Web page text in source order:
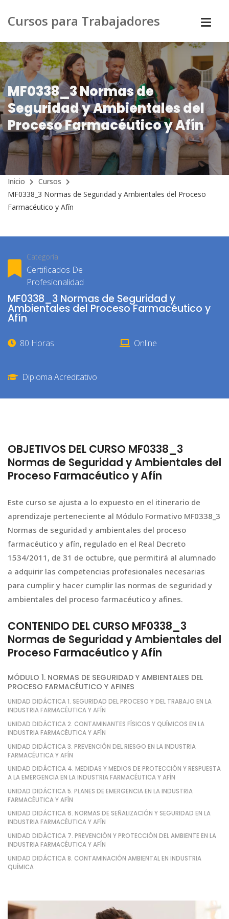
Cursos para Trabajadores
MF0338_3 Normas de
Seguridad y Ambientales del
Proceso Farmacéutico y Afín
Inicio
Cursos
MF0338_3 Normas de Seguridad y Ambientales del Proceso
Farmacéutico y Afín
Categoría
Certificados De
Profesionalidad
MF0338_3 Normas de Seguridad y
Ambientales del Proceso Farmacéutico y
Afín
80 Horas Online
Diploma Acreditativo
OBJETIVOS DEL CURSO MF0338_3
Normas de Seguridad y Ambientales del
Proceso Farmacéutico y Afín
Este curso se ajusta a lo expuesto en el itinerario de
aprendizaje perteneciente al Módulo Formativo MF0338_3
Normas de seguridad y ambientales del proceso
farmacéutico y afín, regulado en el Real Decreto
1534/2011, de 31 de octubre, que permitirá al alumnado
a adquirir las competencias profesionales necesarias
para cumplir y hacer cumplir las normas de seguridad y
ambientales del proceso farmacéutico y afines.
CONTENIDO DEL CURSO MF0338_3
Normas de Seguridad y Ambientales del
Proceso Farmacéutico y Afín
MÓDULO 1. NORMAS DE SEGURIDAD Y AMBIENTALES DEL
PROCESO FARMACÉUTICO Y AFINES
UNIDAD DIDÁCTICA 1. SEGURIDAD DEL PROCESO Y DEL TRABAJO EN LA
INDUSTRIA FARMACÉUTICA Y AFÍN
UNIDAD DIDÁCTICA 2. CONTAMINANTES FÍSICOS Y QUÍMICOS EN LA
INDUSTRIA FARMACÉUTICA Y AFÍN
UNIDAD DIDÁCTICA 3. PREVENCIÓN DEL RIESGO EN LA INDUSTRIA
FARMACÉUTICA Y AFÍN
UNIDAD DIDÁCTICA 4. MEDIDAS Y MEDIOS DE PROTECCIÓN Y RESPUESTA
A LA EMERGENCIA EN LA INDUSTRIA FARMACÉUTICA Y AFÍN
UNIDAD DIDÁCTICA 5. PLANES DE EMERGENCIA EN LA INDUSTRIA
FARMACÉUTICA Y AFÍN
UNIDAD DIDÁCTICA 6. NORMAS DE SEÑALIZACIÓN Y SEGURIDAD EN LA
INDUSTRIA FARMACÉUTICA Y AFÍN
UNIDAD DIDÁCTICA 7. PREVENCIÓN Y PROTECCIÓN DEL AMBIENTE EN LA
INDUSTRIA FARMACÉUTICA Y AFÍN
UNIDAD DIDÁCTICA 8. CONTAMINACIÓN AMBIENTAL EN INDUSTRIA
QUÍMICA